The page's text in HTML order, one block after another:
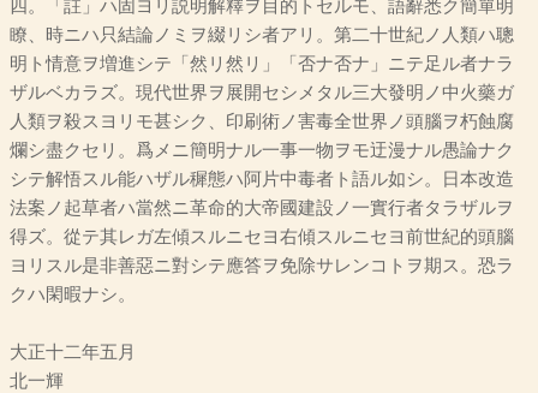
四。「註」ハ固ヨリ説明解釋ヲ目的トセルモ、語辭悉ク簡單明
瞭、時ニハ只結論ノミヲ綴リシ者アリ。第二十世紀ノ人類ハ聰
明ト情意ヲ増進シテ「然リ然リ」「否ナ否ナ」ニテ足ル者ナラ
ザルベカラズ。現代世界ヲ展開セシメタル三大發明ノ中火藥ガ
人類ヲ殺スヨリモ甚シク、印刷術ノ害毒全世界ノ頭腦ヲ朽蝕腐
爛シ盡クセリ。爲メニ簡明ナル一事一物ヲモ迂漫ナル愚論ナク
シテ解悟スル能ハザル穉態ハ阿片中毒者ト語ル如シ。日本改造
法案ノ起草者ハ當然ニ革命的大帝國建設ノ一實行者タラザルヲ
得ズ。從テ其レガ左傾スルニセヨ右傾スルニセヨ前世紀的頭腦
ヨリスル是非善惡ニ對シテ應答ヲ免除サレンコトヲ期ス。恐ラ
クハ閑暇ナシ。
大正十二年五月
北一輝